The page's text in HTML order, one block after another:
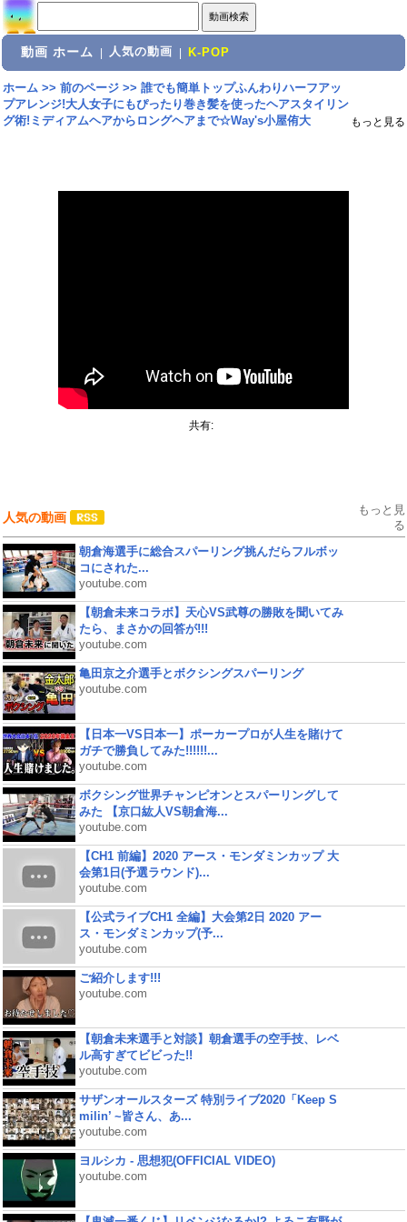
動画 ホーム 人気の動画 K-POP
ホーム>> 前のページ>> 誰でも簡単トップふんわりハーフアッ
プアレンジ!大人女子にもぴったり巻き髪を使ったヘアスタイリン
グ術!ミディアムヘアからロングヘアまで☆Way's小屋侑大
もっと見る
共有:
人気の動画
もっと見
る
朝倉海選手に総合スパーリング挑んだらフルボッ
コにされた...
youtube.com
【朝倉未来コラボ】天心VS武尊の勝敗を聞いてみ
たら、まさかの回答が!!!
youtube.com
亀田京之介選手とボクシングスパーリング
youtube.com
【日本一VS日本一】ポーカープロが人生を賭けて
ガチで勝負してみた!!!!!!...
youtube.com
ボクシング世界チャンピオンとスパーリングして
みた 【京口紘人VS朝倉海...
youtube.com
【CH1 前編】2020 アース・モンダミンカップ 大
会第1日(予選ラウンド)...
youtube.com
【公式ライブCH1 全編】大会第2日 2020 アー
ス・モンダミンカップ(予...
youtube.com
ご紹介します!!!
youtube.com
【朝倉未来選手と対談】朝倉選手の空手技、レベ
ル高すぎてビビった!!
youtube.com
サザンオールスターズ 特別ライブ2020「Keep S
milin’ ~皆さん、あ...
youtube.com
ヨルシカ - 思想犯(OFFICIAL VIDEO)
youtube.com